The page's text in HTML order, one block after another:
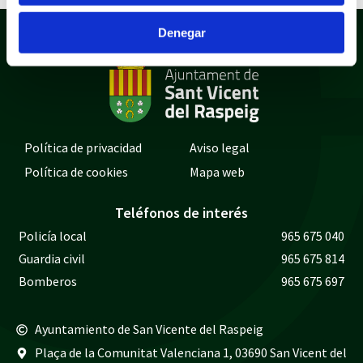
Denegar
Política de privacidad
Aviso legal
Política de cookies
Mapa web
Teléfonos de interés
Policía local
965 675 040
Guardia civil
965 675 814
Bomberos
965 675 697
Ayuntamiento de San Vicente del Raspeig
Plaça de la Comunitat Valenciana 1, 03690 San Vicent del